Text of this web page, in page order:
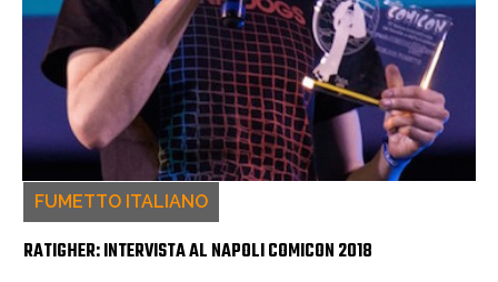
FUMETTO ITALIANO
RATIGHER: INTERVISTA AL NAPOLI COMICON 2018